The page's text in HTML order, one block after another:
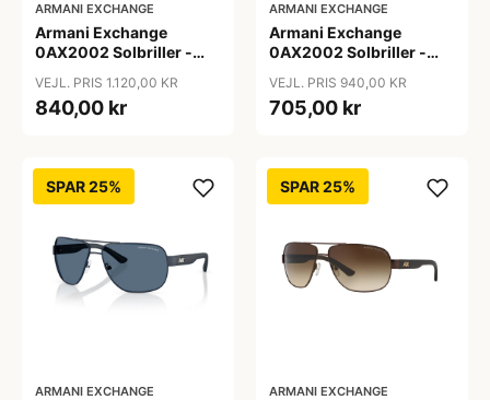
ARMANI EXCHANGE
Armani Exchange
0AX2002 Solbriller -
Polariserede Linser
VEJL. PRIS 1.120,00 KR
840,00 kr
ARMANI EXCHANGE
Armani Exchange
0AX2002 Solbriller -
VEJL. PRIS 940,00 KR
705,00 kr
SPAR 25%
ARMANI EXCHANGE
SPAR 25%
ARMANI EXCHANGE